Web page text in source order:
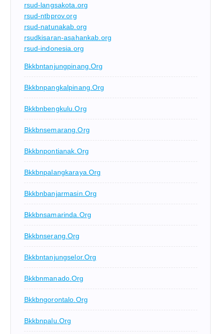
rsud-langsakota.org
rsud-ntbprov.org
rsud-natunakab.org
rsudkisaran-asahankab.org
rsud-indonesia.org
Bkkbntanjungpinang.org
Bkkbnpangkalpinang.org
Bkkbnbengkulu.org
Bkkbnsemarang.org
Bkkbnpontianak.org
Bkkbnpalangkaraya.org
Bkkbnbanjarmasin.org
Bkkbnsamarinda.org
Bkkbnserang.org
Bkkbntanjungselor.org
Bkkbnmanado.org
Bkkbngorontalo.org
Bkkbnpalu.org